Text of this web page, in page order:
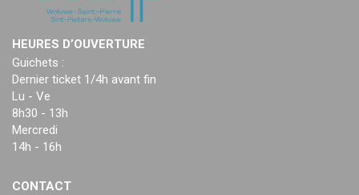
HEURES D’OUVERTURE
Guichets :
Dernier ticket 1/4h avant fin
Lu - Ve
8h30 - 13h
Mercredi
14h - 16h
CONTACT